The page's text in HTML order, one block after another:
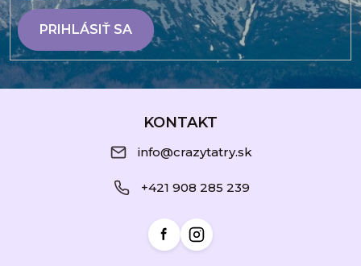
PRIHLÁSIŤ SA
KONTAKT
info@crazytatry.sk
+421 908 285 239